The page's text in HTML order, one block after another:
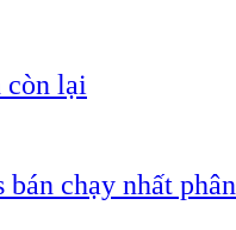
còn lại
chạy nhất